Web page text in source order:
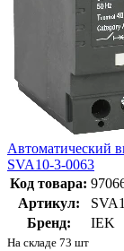
Автоматический
SVA10-3-0063
Код товара:
Артикул:
Бренд:
IEK
На складе 73 шт